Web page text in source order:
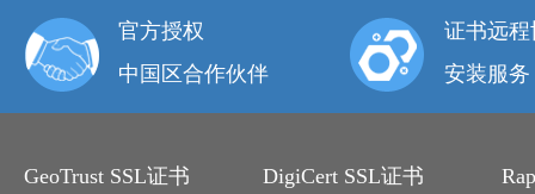
官方授权
中国区合作伙伴
证书远程
安装服务
GeoTrust SSL证书 DigiCert SSL证书